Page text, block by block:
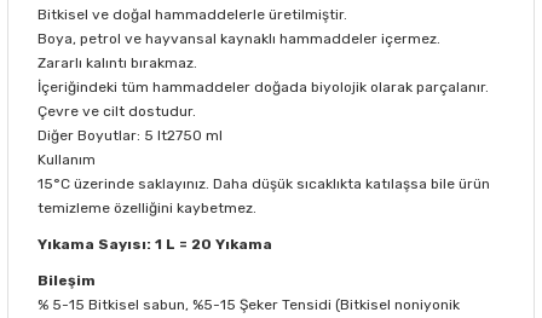
Bitkisel ve doğal hammaddelerle üretilmiştir.
Boya, petrol ve hayvansal kaynaklı hammaddeler içermez.
Zararlı kalıntı bırakmaz.
İçeriğindeki tüm hammaddeler doğada biyolojik olarak parçalanır.
Çevre ve cilt dostudur.
Diğer Boyutlar: 5 lt2750 ml
Kullanım
15°C üzerinde saklayınız. Daha düşük sıcaklıkta katılaşsa bile ürün
temizleme özelliğini kaybetmez.
Yıkama Sayısı: 1 L = 20 Yıkama
Bileşim
% 5-15 Bitkisel sabun, %5-15 Şeker Tensidi (Bitkisel noniyonik